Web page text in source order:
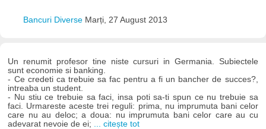
Bancuri Diverse Marți, 27 August 2013
Un renumit profesor tine niste cursuri in Germania. Subiectele
sunt economie si banking.
- Ce credeti ca trebuie sa fac pentru a fi un bancher de succes?,
intreaba un student.
- Nu stiu ce trebuie sa faci, insa poti sa-ti spun ce nu trebuie sa
faci. Urmareste aceste trei reguli: prima, nu imprumuta bani celor
care nu au deloc; a doua: nu imprumuta bani celor care au cu
adevarat nevoie de ei;
... citește tot